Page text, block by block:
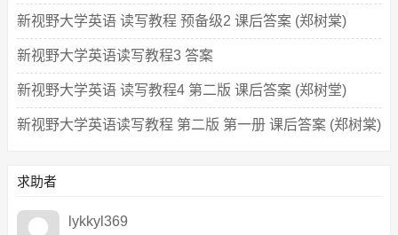
新视野大学英语 读写教程 预备级2 课后答案 (郑树棠)
新视野大学英语读写教程3 答案
新视野大学英语 读写教程4 第二版 课后答案 (郑树堂)
新视野大学英语读写教程 第二版 第一册 课后答案 (郑树棠)
求助者
lykkyl369